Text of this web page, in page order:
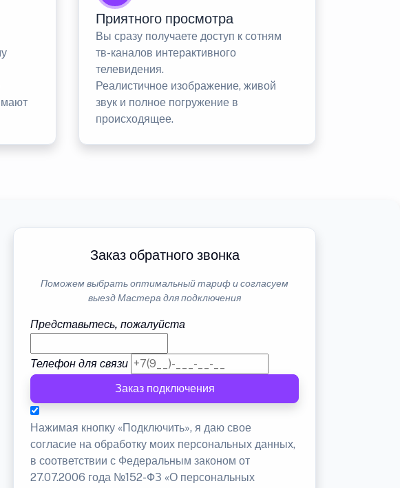
Приятного просмотра
Вы сразу получаете доступ к сотням
тв-каналов интерактивного
телевидения.
Реалистичное изображение, живой
звук и полное погружение в
происходящее.
Заказ обратного звонка
Поможем выбрать оптимальный тариф и согласуем
выезд Мастера для подключения
Представьтесь, пожалуйста
Телефон для связи
Заказ подключения
Нажимая кнопку «Подключить», я даю свое
согласие на обработку моих персональных данных,
в соответствии с Федеральным законом от
27.07.2006 года №152-ФЗ «О персональных